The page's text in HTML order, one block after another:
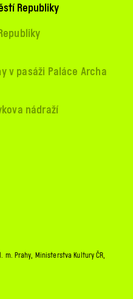
Republiky
v pasáži Paláce Archa
nádraží
Prahy, Ministerstva Kultury ČR,